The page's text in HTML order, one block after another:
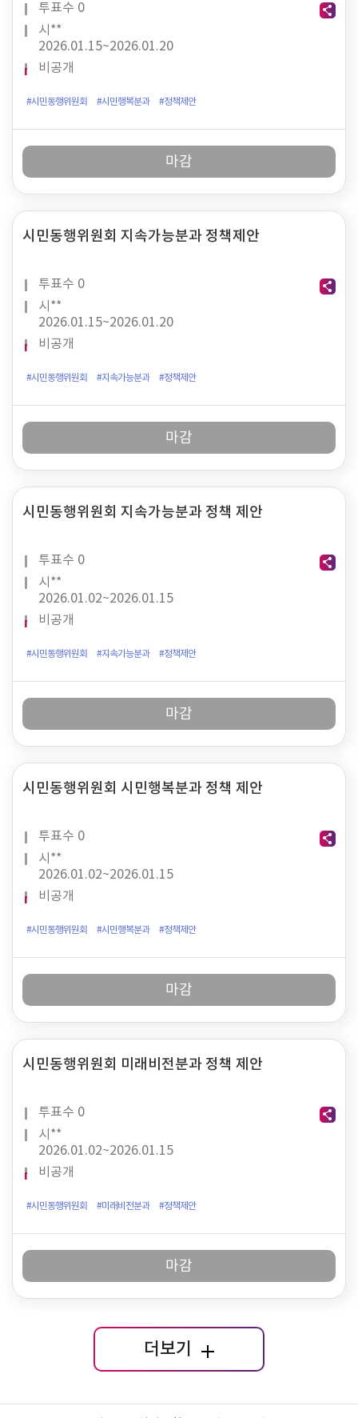
투표수 0
시**
2026.01.15~2026.01.20
비공개
#시민동행위원회 #시민행복분과 #정책제안
마감
시민동행위원회 지속가능분과 정책제안
투표수 0
시**
2026.01.15~2026.01.20
비공개
#시민동행위원회 #지속가능분과 #정책제안
마감
시민동행위원회 지속가능분과 정책 제안
투표수 0
시**
2026.01.02~2026.01.15
비공개
#시민동행위원회 #지속가능분과 #정책제안
마감
시민동행위원회 시민행복분과 정책 제안
투표수 0
시**
2026.01.02~2026.01.15
비공개
#시민동행위원회 #시민행복분과 #정책제안
마감
시민동행위원회 미래비전분과 정책 제안
투표수 0
시**
2026.01.02~2026.01.15
비공개
#시민동행위원회 #미래비전분과 #정책제안
마감
더보기